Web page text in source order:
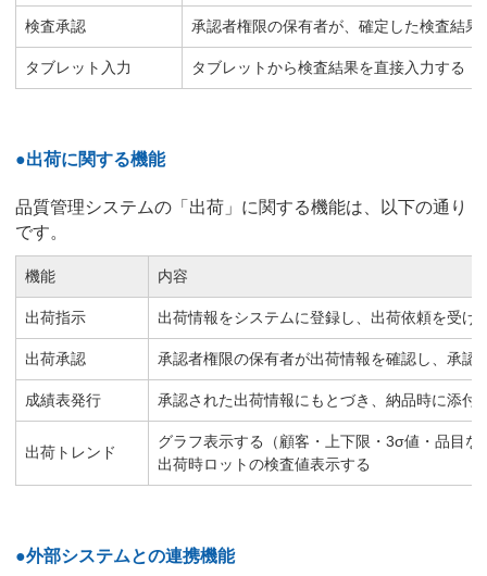
検査承認 承認者権限の保有者が、確定した検査結果
タブレット入力 タブレットから検査結果を直接入力する
●出荷に関する機能
品質管理システムの「出荷」に関する機能は、以下の通り
です。
機能 内容
出荷指示 出荷情報をシステムに登録し、出荷依頼を受け
出荷承認 承認者権限の保有者が出荷情報を確認し、承認
成績表発行 承認された出荷情報にもとづき、納品時に添付
出荷トレンド
グラフ表示する（顧客・上下限・3σ値・品目な
出荷時ロットの検査値表示する
●外部システムとの連携機能